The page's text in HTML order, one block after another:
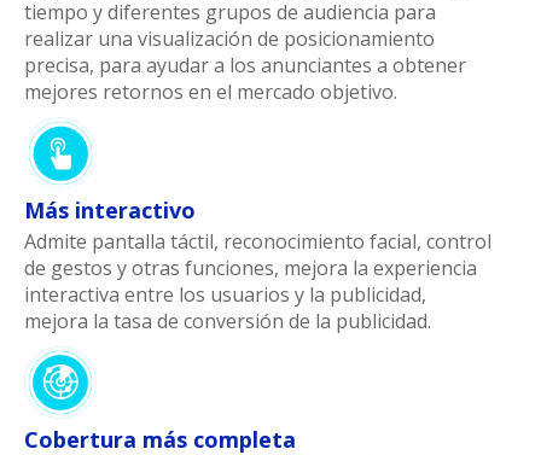
tiempo y diferentes grupos de audiencia para
realizar una visualización de posicionamiento
precisa, para ayudar a los anunciantes a obtener
mejores retornos en el mercado objetivo.
Más interactivo
Admite pantalla táctil, reconocimiento facial, control
de gestos y otras funciones, mejora la experiencia
interactiva entre los usuarios y la publicidad,
mejora la tasa de conversión de la publicidad.
Cobertura más completa